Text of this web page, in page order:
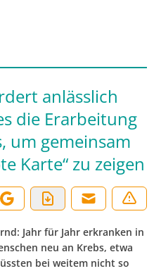
anlässlich
die Erarbeitung
um gemeinsam
Karte“ zu zeigen
Jahr für Jahr erkranken in
neu an Krebs, etwa
bei weitem nicht so